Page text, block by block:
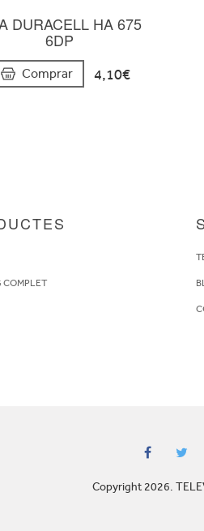
DURACELL HA 675
6DP
Comprar 4,10€
COMPLET
Copyright 2026.